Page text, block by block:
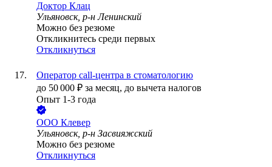
Доктор Клац
Ульяновск, р-н Ленинский
Можно без резюме
Откликнитесь среди первых
Откликнуться
Оператор call-центра в стоматологию
до 50 000 ₽ за месяц, до вычета налогов
Опыт 1-3 года
ООО Клевер
Ульяновск, р-н Засвияжский
Можно без резюме
Откликнуться